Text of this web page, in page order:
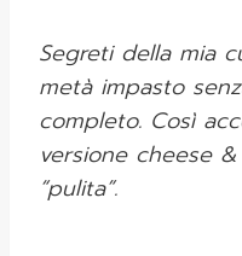
Segreti della mia
metà impasto
completo. Così
versione cheese
“pulita”.